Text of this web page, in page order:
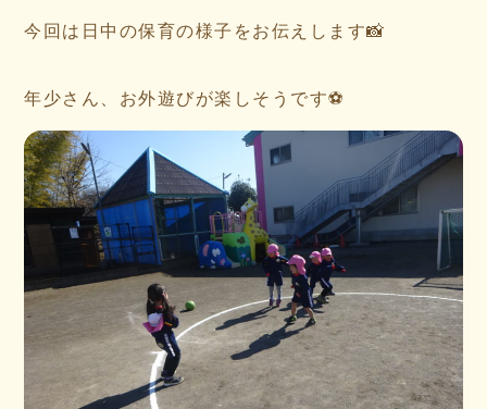
今回は日中の保育の様子をお伝えします📸
年少さん、お外遊びが楽しそうです⚽